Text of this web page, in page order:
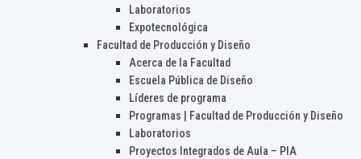
Laboratorios
Expotecnológica
Facultad de Producción y Diseño
Acerca de la Facultad
Escuela Pública de Diseño
Líderes de programa
Programas | Facultad de Producción y Diseño
Laboratorios
Proyectos Integrados de Aula – PIA